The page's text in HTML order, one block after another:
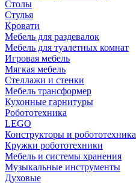
Столы
Cтулья
Кровати
Мебель для раздевалок
Мебель для туалетных комнат
Игровая мебель
Мягкая мебель
Стеллажи и стенки
Мебель трансформер
Кухонные гарнитуры
Робототехника
LEGO
Конструкторы и робототехника
Кружки робототехники
Мебель и системы хранения
Музыкальные инструменты
Духовые